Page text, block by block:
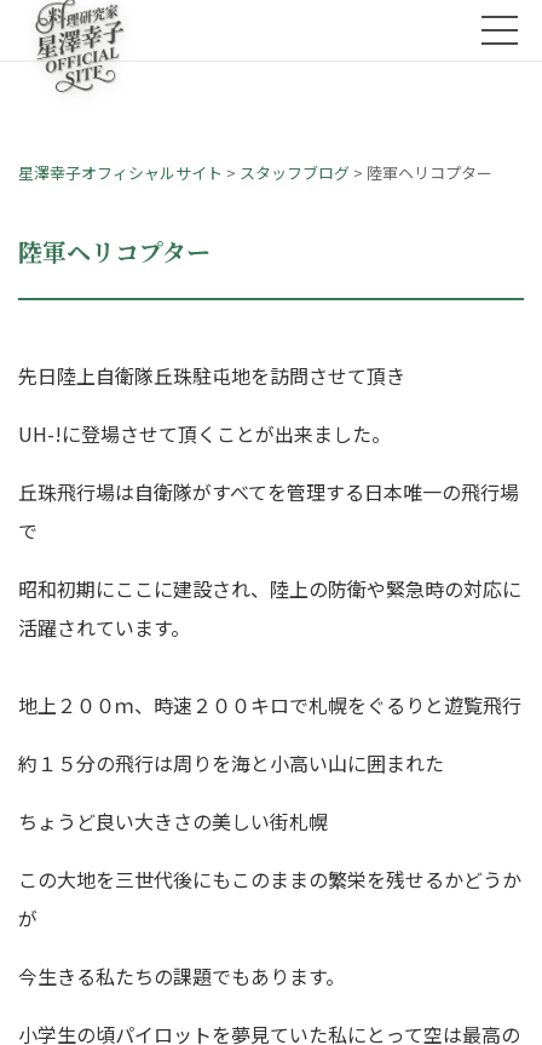
星澤幸子オフィシャルサイト > スタッフブログ > 陸軍ヘリコプター
陸軍ヘリコプター
先日陸上自衛隊丘珠駐屯地を訪問させて頂き
UH-!に登場させて頂くことが出来ました。
丘珠飛行場は自衛隊がすべてを管理する日本唯一の飛行場
で
昭和初期にここに建設され、陸上の防衛や緊急時の対応に
活躍されています。
地上２００ｍ、時速２００キロで札幌をぐるりと遊覧飛行
約１５分の飛行は周りを海と小高い山に囲まれた
ちょうど良い大きさの美しい街札幌
この大地を三世代後にもこのままの繁栄を残せるかどうか
が
今生きる私たちの課題でもあります。
小学生の頃パイロットを夢見ていた私にとって空は最高の